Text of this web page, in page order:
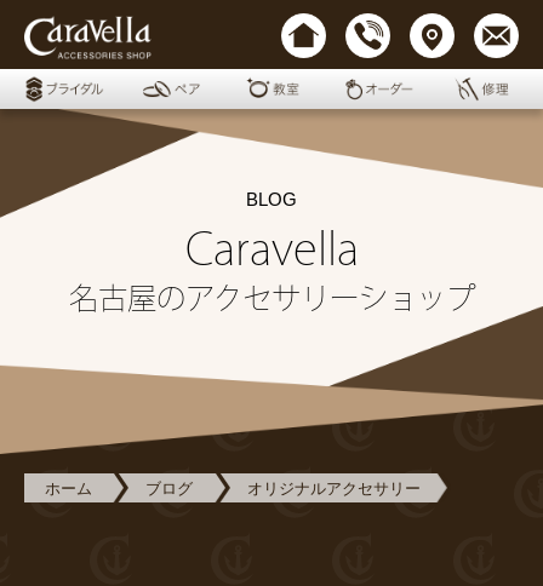
BLOG
Caravella
名古屋のアクセサリーショップ
ホーム ブログ オリジナルアクセサリー